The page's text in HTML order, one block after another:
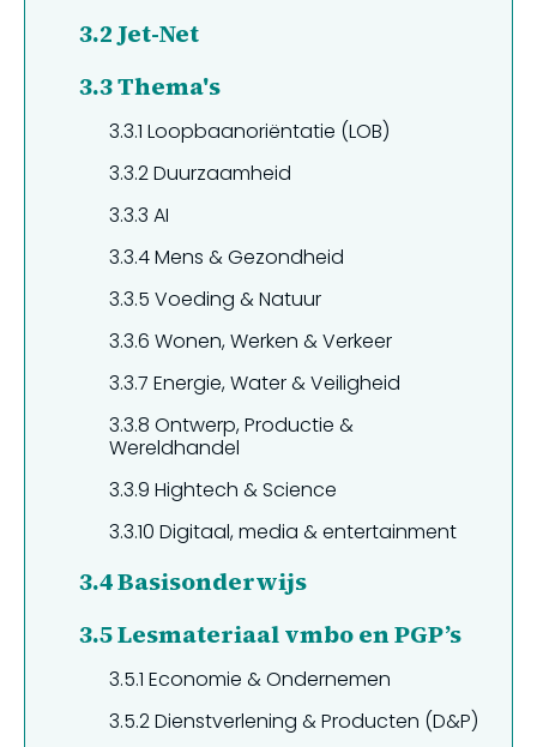
3.2Jet-Net
3.3Thema's
3.3.1 Loopbaanoriëntatie (LOB)
3.3.2Duurzaamheid
3.3.3 AI
3.3.4Mens & Gezondheid
3.3.5 Voeding & Natuur
3.3.6 Wonen, Werken & Verkeer
3.3.7 Energie, Water & Veiligheid
3.3.8 Ontwerp, Productie &
Wereldhandel
3.3.9 Hightech & Science
3.3.10 Digitaal, media & entertainment
3.4Basisonderwijs
3.5Lesmateriaal vmbo en PGP’s
3.5.1 Economie & Ondernemen
3.5.2Dienstverlening & Producten (D&P)